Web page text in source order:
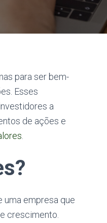
para ser bem-
Esses
a
de ações e
uma empresa que
crescimento.